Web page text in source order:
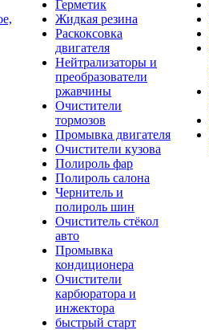
Герметик
Жидкая резина
Раскоксовка
двигателя
Нейтрализаторы и
преобразователи
ржавчины
Очистители
тормозов
Промывка двигателя
Очистители кузова
Полироль фар
Полироль салона
Чернитель и
полироль шин
Очиститель стёкол
авто
Промывка
кондиционера
Очистители
карбюратора и
инжектора
быстрый старт